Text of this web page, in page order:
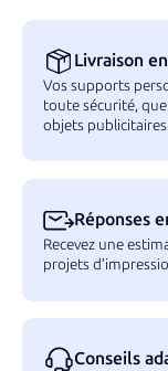
Livraison
Vos supports
toute sécurité,
objets
Réponses
Recevez une
projets
Conseils